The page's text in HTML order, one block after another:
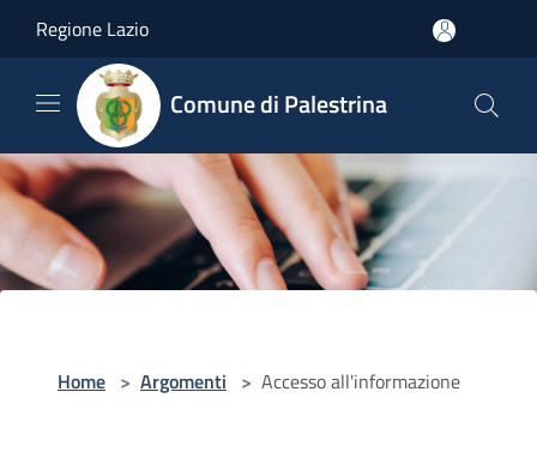
Regione Lazio
Comune di Palestrina
Home > Argomenti > Accesso all'informazione